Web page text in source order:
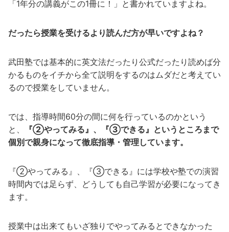
「1年分の講義がこの1冊に！」と書かれていますよね。
だったら授業を受けるより読んだ方が早いですよね？
武田塾では基本的に英文法だったり公式だったり読めば分
かるものをイチから全て説明をするのはムダだと考えてい
るので授業をしていません。
では、指導時間60分の間に何を行っているのかという
と、
『②やってみる』、『③できる』というところまで
個別で親身になって徹底指導・管理しています。
『②やってみる』、『③できる』には学校や塾での演習
時間内では足らず、どうしても自己学習が必要になってき
ます。
授業中は出来てもいざ独りでやってみるとできなかった